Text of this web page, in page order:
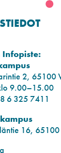
Infopiste:
2, 65100
9.00–15.00
6 325 7411
16,